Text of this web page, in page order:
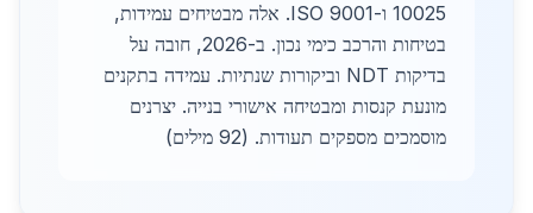
10025 ו-ISO 9001. אלה מבטיחים עמידות,
בטיחות והרכב כימי נכון. ב-2026, חובה על
בדיקות NDT וביקורות שנתיות. עמידה בתקנים
מונעת קנסות ומבטיחה אישורי בנייה. יצרנים
מוסמכים מספקים תעודות. (92 מילים)